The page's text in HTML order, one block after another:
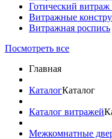
Готический
Витражные
Витражная роспись
Посмотреть все
Главная
КаталогКаталог
Каталог витражей
Межкомнатные